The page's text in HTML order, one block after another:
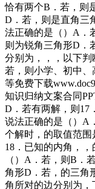
恰有两个B．若，则
D．若，则是直角三
法正确的是（）A．
则为锐角三角形D．
分别为，，，以下判
若，则小学、初中
等免费下载
知识归纳文案合同
D．若有两解，则17
说法正确的是（）A
个解时，的取值范
18．已知的内角，
（）A．若，则B．
角形D．若，的三角
角所对的边分别为，